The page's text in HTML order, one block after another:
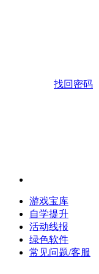
找回密码
游戏宝库
自学提升
活动线报
绿色软件
常见问题/客服